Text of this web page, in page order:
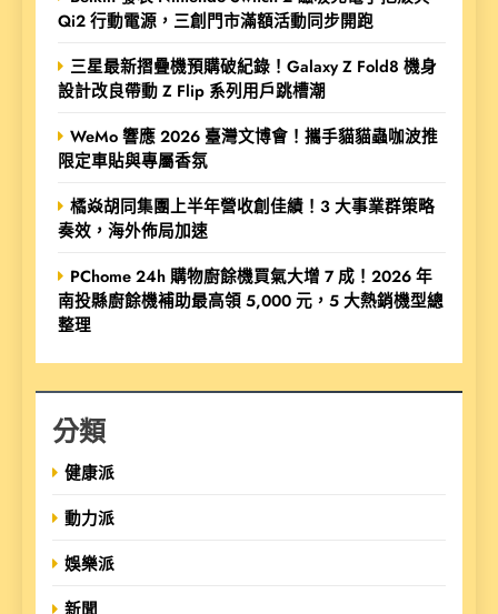
Qi2 行動電源，三創門市滿額活動同步開跑
三星最新摺疊機預購破紀錄！Galaxy Z Fold8 機身
設計改良帶動 Z Flip 系列用戶跳槽潮
WeMo 響應 2026 臺灣文博會！攜手貓貓蟲咖波推
限定車貼與專屬香氛
橘焱胡同集團上半年營收創佳績！3 大事業群策略
奏效，海外佈局加速
PChome 24h 購物廚餘機買氣大增 7 成！2026 年
南投縣廚餘機補助最高領 5,000 元，5 大熱銷機型總
整理
分類
健康派
動力派
娛樂派
新聞